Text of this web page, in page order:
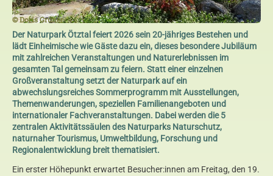
© Doris Grüner
Der Naturpark Ötztal feiert 2026 sein 20-jähriges Bestehen und
lädt Einheimische wie Gäste dazu ein, dieses besondere Jubiläum
mit zahlreichen Veranstaltungen und Naturerlebnissen im
gesamten Tal gemeinsam zu feiern. Statt einer einzelnen
Großveranstaltung setzt der Naturpark auf ein
abwechslungsreiches Sommerprogramm mit Ausstellungen,
Themenwanderungen, speziellen Familienangeboten und
internationaler Fachveranstaltungen. Dabei werden die 5
zentralen Aktivitätssäulen des Naturparks Naturschutz,
naturnaher Tourismus, Umweltbildung, Forschung und
Regionalentwicklung breit thematisiert.
Ein erster Höhepunkt erwartet Besucher:innen am Freitag, den 19.